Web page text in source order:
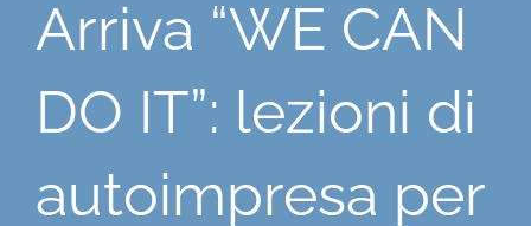
Arriva “WE CAN
DO IT”: lezioni di
autoimpresa per